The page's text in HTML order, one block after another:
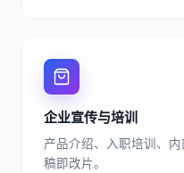
企业宣传与培训
产品介绍、入职培训、
稿即改片。